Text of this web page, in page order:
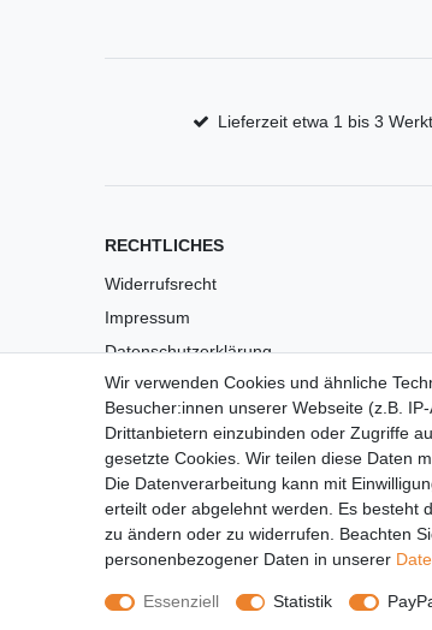
Lieferzeit etwa 1 bis 3
RECHTLICHES
Widerrufsrecht
Impressum
Datenschutzerklärung
AGB
Versandkosten
Barrierefreiheit
Anleitungen
Vertrag widerrufen
Wir verwenden Cookies und ähnliche
Besucher:innen unserer Webseite (z.B.
Drittanbietern einzubinden oder Zugriffe
gesetzte Cookies. Wir teilen diese Daten
Die Datenverarbeitung kann mit
erteilt oder abgelehnt werden. Es besteht
zu ändern oder zu widerrufen. Beachten
personenbezogener Daten in unserer
Essenziell Statistik